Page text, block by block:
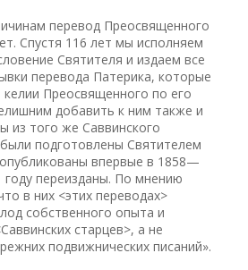
перевод Преосвященного
Спустя 116 лет мы исполняем
Святителя и издаем все
перевода Патерика, которые
Преосвященного по его
добавить к ним также и
из того же Саввинского
подготовлены Святителем
впервые в 1858—
году переизданы. По мнению
в них <этих переводах>
собственного опыта и
старцев>, а не
подвижнических писаний».